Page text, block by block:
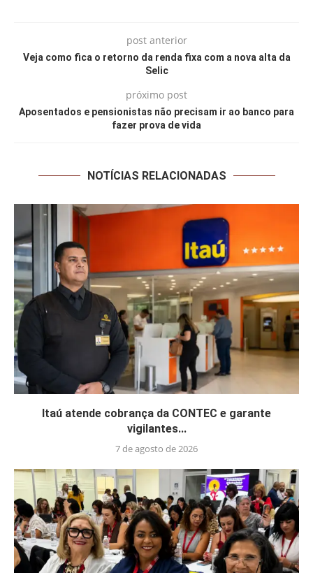
post anterior
Veja como fica o retorno da renda fixa com a nova alta da
Selic
próximo post
Aposentados e pensionistas não precisam ir ao banco para
fazer prova de vida
NOTÍCIAS RELACIONADAS
Itaú atende cobrança da CONTEC e garante
vigilantes...
7 de agosto de 2026